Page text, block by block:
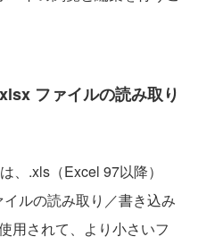
ファイルの読み取り
、.xls（Excel 97以降）
ルの読み取り／書き込み
用されて、より小さいフ